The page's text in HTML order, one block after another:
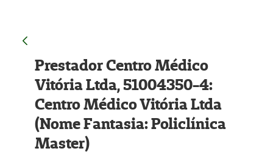
Prestador Centro Médico
Vitória Ltda, 51004350-4:
Centro Médico Vitória Ltda
(Nome Fantasia: Policlínica
Master)